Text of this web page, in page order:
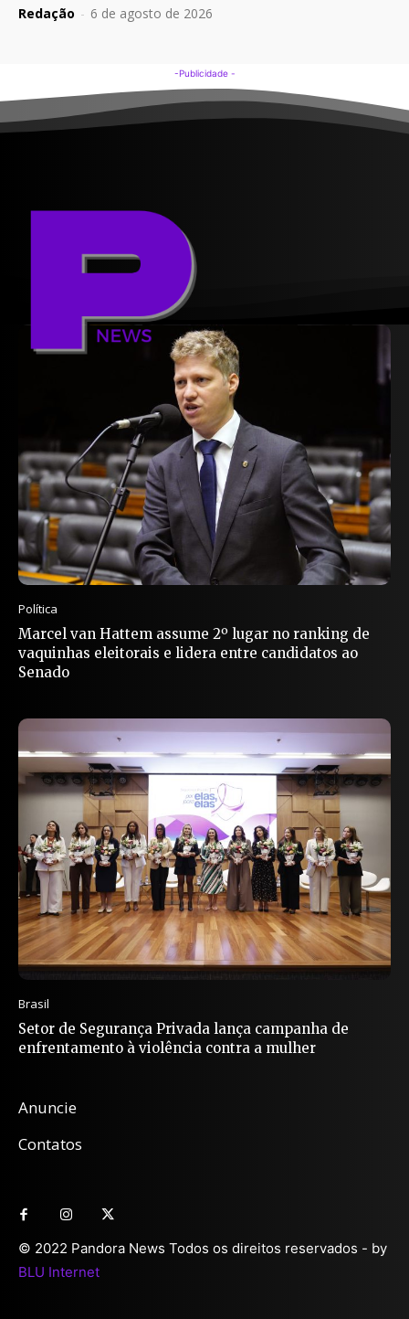
Redação - 6 de agosto de 2026
-Publicidade -
Política
Marcel van Hattem assume 2º lugar no ranking de
vaquinhas eleitorais e lidera entre candidatos ao
Senado
Brasil
Setor de Segurança Privada lança campanha de
enfrentamento à violência contra a mulher
Anuncie
Contatos
© 2022 Pandora News Todos os direitos reservados - by
BLU Internet